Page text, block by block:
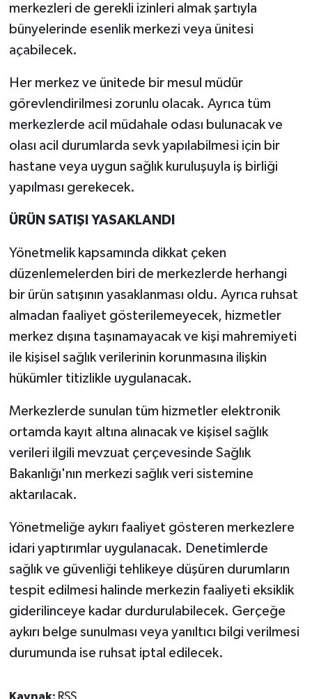
merkezleri de gerekli izinleri almak şartıyla
bünyelerinde esenlik merkezi veya ünitesi
açabilecek.
Her merkez ve ünitede bir mesul müdür
görevlendirilmesi zorunlu olacak. Ayrıca tüm
merkezlerde acil müdahale odası bulunacak ve
olası acil durumlarda sevk yapılabilmesi için bir
hastane veya uygun sağlık kuruluşuyla iş birliği
yapılması gerekecek.
ÜRÜN SATIŞI YASAKLANDI
Yönetmelik kapsamında dikkat çeken
düzenlemelerden biri de merkezlerde herhangi
bir ürün satışının yasaklanması oldu. Ayrıca ruhsat
almadan faaliyet gösterilemeyecek, hizmetler
merkez dışına taşınamayacak ve kişi mahremiyeti
ile kişisel sağlık verilerinin korunmasına ilişkin
hükümler titizlikle uygulanacak.
Merkezlerde sunulan tüm hizmetler elektronik
ortamda kayıt altına alınacak ve kişisel sağlık
verileri ilgili mevzuat çerçevesinde Sağlık
Bakanlığı'nın merkezi sağlık veri sistemine
aktarılacak.
Yönetmeliğe aykırı faaliyet gösteren merkezlere
idari yaptırımlar uygulanacak. Denetimlerde
sağlık ve güvenliği tehlikeye düşüren durumların
tespit edilmesi halinde merkezin faaliyeti eksiklik
giderilinceye kadar durdurulabilecek. Gerçeğe
aykırı belge sunulması veya yanıltıcı bilgi verilmesi
durumunda ise ruhsat iptal edilecek.